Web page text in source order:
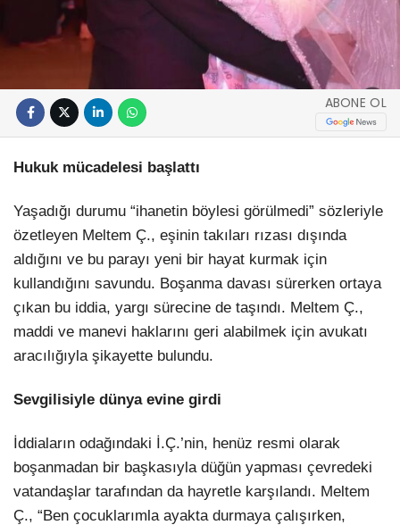
ABONE OL
Hukuk mücadelesi başlattı
Yaşadığı durumu “ihanetin böylesi görülmedi” sözleriyle
özetleyen Meltem Ç., eşinin takıları rızası dışında
aldığını ve bu parayı yeni bir hayat kurmak için
kullandığını savundu. Boşanma davası sürerken ortaya
çıkan bu iddia, yargı sürecine de taşındı. Meltem Ç.,
maddi ve manevi haklarını geri alabilmek için avukatı
aracılığıyla şikayette bulundu.
Sevgilisiyle dünya evine girdi
İddiaların odağındaki İ.Ç.’nin, henüz resmi olarak
boşanmadan bir başkasıyla düğün yapması çevredeki
vatandaşlar tarafından da hayretle karşılandı. Meltem
Ç., “Ben çocuklarımla ayakta durmaya çalışırken,